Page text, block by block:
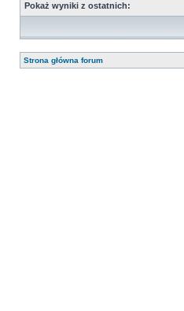
Pokaż wyniki z ostatnich:
Strona główna forum